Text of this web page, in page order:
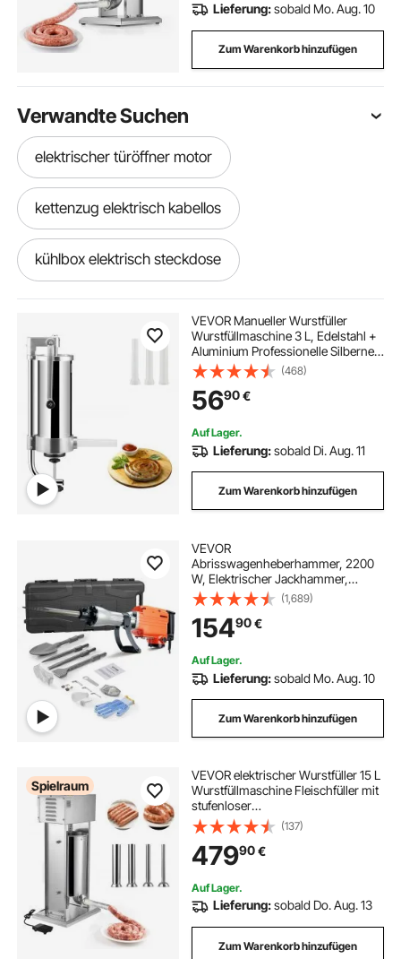
Lieferung:sobald Mo. Aug. 10
Zum Warenkorb hinzufügen
Verwandte Suchen
elektrischer türöffner motor
kettenzug elektrisch kabellos
kühlbox elektrisch steckdose
elektrischer kettenzug kabellos
elektrische kühlbox steckdose
elektrisch schreibtische
Elektrischer Schreibtisch
elektrische seilwinde synthetisches seil
elektrische seilzug 12v
elektrische schreibtisch
elektrisch schreibtisch
elektrische seilwinde 12v nylonseil
seilzug elektrisch 12v
elektrischen Schreibtisch
VEVOR Manueller Wurstfüller
Wurstfüllmaschine 3 L, Edelstahl +
Aluminium Professionelle Silberne
Wurstmaschine inkl. 16 / 19 / 22 mm
Füllrohre, Vertikale Wurstpresse mit
Tischklemme Hausgemacht
(468)
5690€
Auf Lager.
Lieferung:sobald Di. Aug. 11
Zum Warenkorb hinzufügen
VEVOR
Abrisswagenheberhammer, 2200
W, Elektrischer Jackhammer,
Strapazierfähig, 1400 BPM
Betonbrecher 4 Stück Meißel Bit,
Handschuhe
(1,689)
15490€
Auf Lager.
Lieferung:sobald Mo. Aug. 10
Zum Warenkorb hinzufügen
Spielraum
VEVOR elektrischer Wurstfüller 15 L
Wurstfüllmaschine Fleischfüller mit
stufenloser
Geschwindigkeitsregelung & Pedal,
Hochleistungsfüller aus Edelstahl
mit 4 Wurstfüllrohren, Fleischfüllen
(137)
47990€
Auf Lager.
Lieferung:sobald Do. Aug. 13
Zum Warenkorb hinzufügen